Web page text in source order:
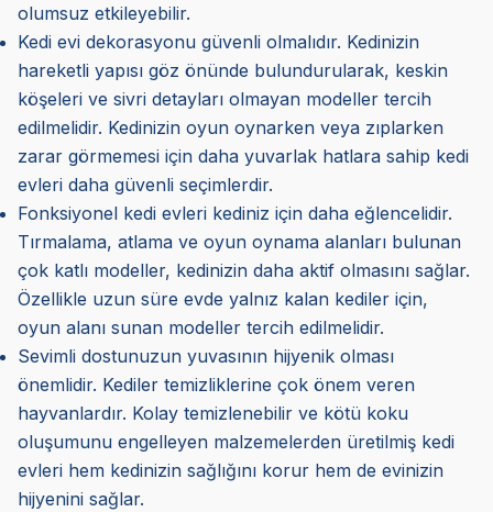
olumsuz etkileyebilir.
Kedi evi dekorasyonu güvenli olmalıdır. Kedinizin
hareketli yapısı göz önünde bulundurularak, keskin
köşeleri ve sivri detayları olmayan modeller tercih
edilmelidir. Kedinizin oyun oynarken veya zıplarken
zarar görmemesi için daha yuvarlak hatlara sahip kedi
evleri daha güvenli seçimlerdir.
Fonksiyonel kedi evleri kediniz için daha eğlencelidir.
Tırmalama, atlama ve oyun oynama alanları bulunan
çok katlı modeller, kedinizin daha aktif olmasını sağlar.
Özellikle uzun süre evde yalnız kalan kediler için,
oyun alanı sunan modeller tercih edilmelidir.
Sevimli dostunuzun yuvasının hijyenik olması
önemlidir. Kediler temizliklerine çok önem veren
hayvanlardır. Kolay temizlenebilir ve kötü koku
oluşumunu engelleyen malzemelerden üretilmiş kedi
evleri hem kedinizin sağlığını korur hem de evinizin
hijyenini sağlar.